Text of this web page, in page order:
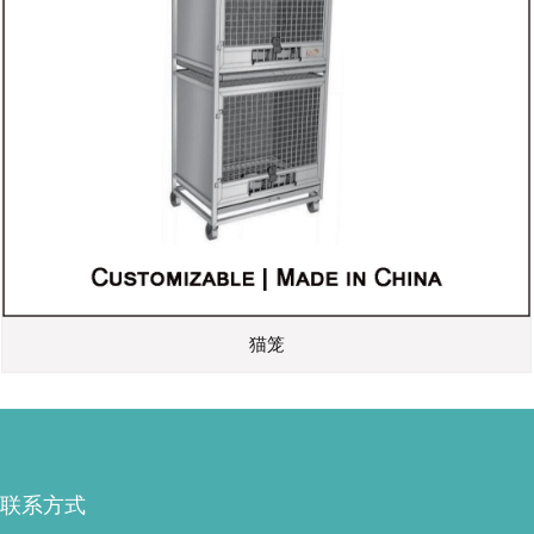
猫笼
联系方式